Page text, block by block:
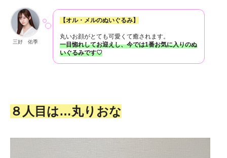
三好 佑季
【オル・メルのぬいぐるみ】
丸いお顔がとても可愛くて癒されます。
一目惚れしてお迎えし、今では1番お気に入りのぬ
いぐるみです♡
８人目は…丸りおな